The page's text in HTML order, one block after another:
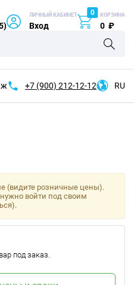
ЛИЧНЫЙ КАБИНЕТ
Вход
0 КОРЗИНА
0 ₽
+7 (900) 212-12-12 RU
(видите розничные цены).
войти под своим
под заказ.